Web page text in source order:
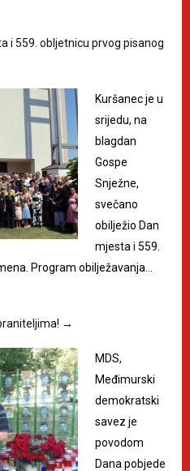
i 559. obljetnicu prvog pisanog
Kuršanec je u
srijedu, na
blagdan
Gospe
Snježne,
svečano
obilježio Dan
mjesta i 559.
Program obilježavanja…
→
MDS,
Međimurski
demokratski
savez je
povodom
Dana pobjede